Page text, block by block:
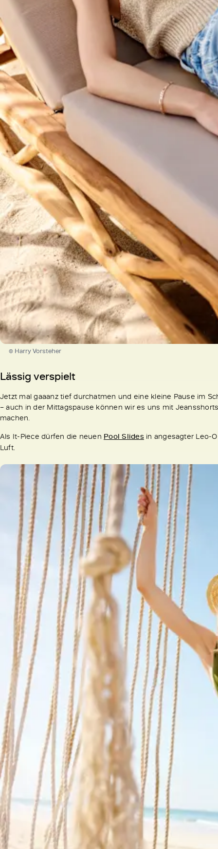
© Harry Vorsteher
Lässig verspielt
Jetzt mal gaaanz tief durchatmen und eine kleine Pause im
– auch in der Mittagspause können wir es uns mit
machen.
Als It-Piece dürfen die neuen Pool Slidesin angesagter Leo-
Luft.